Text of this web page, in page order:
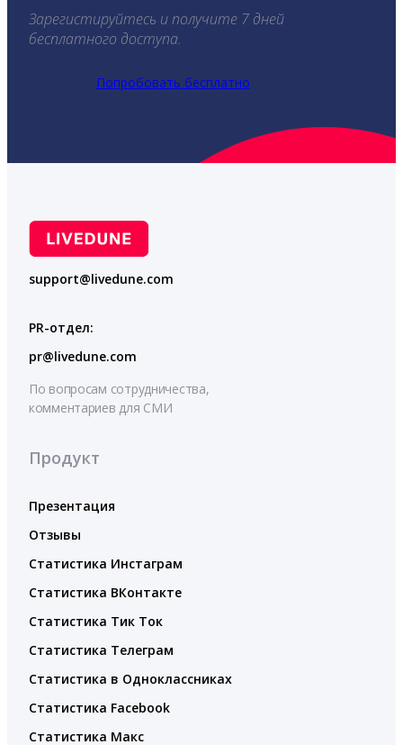
Зарегистируйтесь и получите 7 дней
бесплатного доступа.
Попробовать бесплатно
support@livedune.com
PR-отдел:
pr@livedune.com
По вопросам сотрудничества,
комментариев для СМИ
Продукт
Презентация
Отзывы
Статистика Инстаграм
Статистика ВКонтакте
Статистика Тик Ток
Статистика Телеграм
Статистика в Одноклассниках
Статистика Facebook
Статистика Макс